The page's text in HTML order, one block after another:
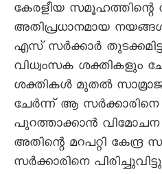
കേരളീയ സമൂഹത്തിന്റെ
അതിപ്രധാനമായ
എസ് സർക്കാർ
വിധ്വംസക ശക്തികളും
ശക്തികൾ മുതൽ
ചേർന്ന് ആ
പുറത്താക്കാൻ വിമോചന
അതിന്റെ മറപറ്റി
സർക്കാരിനെ